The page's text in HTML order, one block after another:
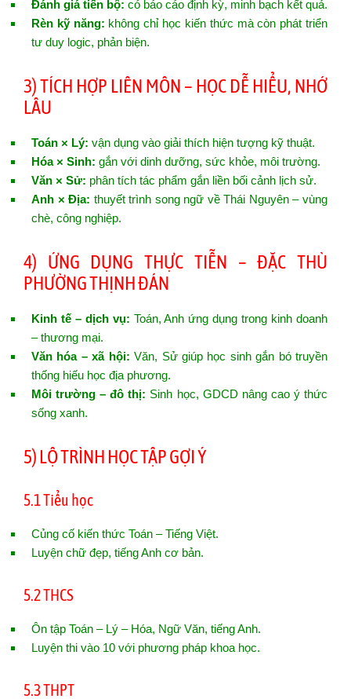
Đánh giá tiến bộ: có báo cáo định kỳ, minh bạch kết quả.
Rèn kỹ năng: không chỉ học kiến thức mà còn phát triển
tư duy logic, phản biện.
3) TÍCH HỢP LIÊN MÔN – HỌC DỄ HIỂU, NHỚ
LÂU
Toán × Lý: vận dụng vào giải thích hiện tượng kỹ thuật.
Hóa × Sinh: gắn với dinh dưỡng, sức khỏe, môi trường.
Văn × Sử: phân tích tác phẩm gắn liền bối cảnh lịch sử.
Anh × Địa: thuyết trình song ngữ về Thái Nguyên – vùng
chè, công nghiệp.
4) ỨNG DỤNG THỰC TIỄN – ĐẶC THÙ
PHƯỜNG THỊNH ĐÁN
Kinh tế – dịch vụ: Toán, Anh ứng dụng trong kinh doanh
– thương mại.
Văn hóa – xã hội: Văn, Sử giúp học sinh gắn bó truyền
thống hiếu học địa phương.
Môi trường – đô thị: Sinh học, GDCD nâng cao ý thức
sống xanh.
5) LỘ TRÌNH HỌC TẬP GỢI Ý
5.1 Tiểu học
Củng cố kiến thức Toán – Tiếng Việt.
Luyện chữ đẹp, tiếng Anh cơ bản.
5.2 THCS
Ôn tập Toán – Lý – Hóa, Ngữ Văn, tiếng Anh.
Luyện thi vào 10 với phương pháp khoa học.
5.3 THPT